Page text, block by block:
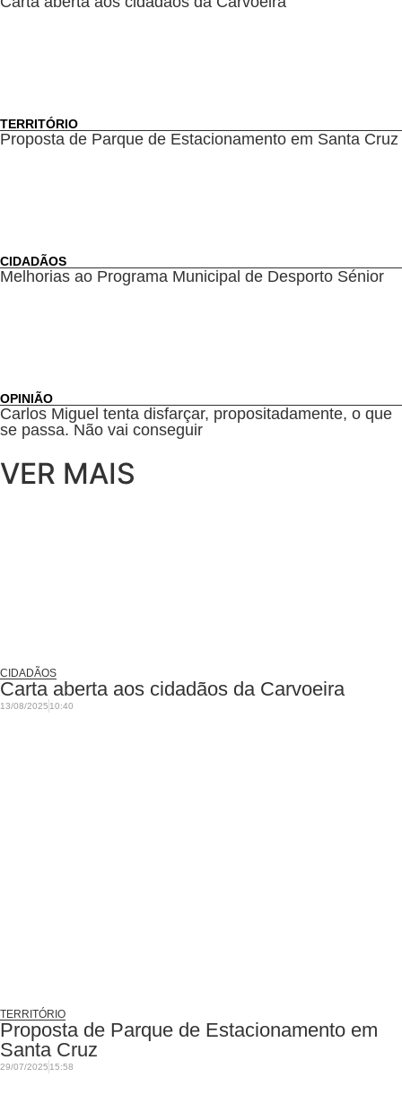
TERRITÓRIO
Proposta de Parque de Estacionamento em Santa Cruz
CIDADÃOS
Melhorias ao Programa Municipal de Desporto Sénior
OPINIÃO
Carlos Miguel tenta disfarçar, propositadamente, o que
se passa. Não vai conseguir
VER MAIS
CIDADÃOS
Carta aberta aos cidadãos da Carvoeira
13/08/2025 10:40
TERRITÓRIO
Proposta de Parque de Estacionamento em
Santa Cruz
29/07/2025 15:58